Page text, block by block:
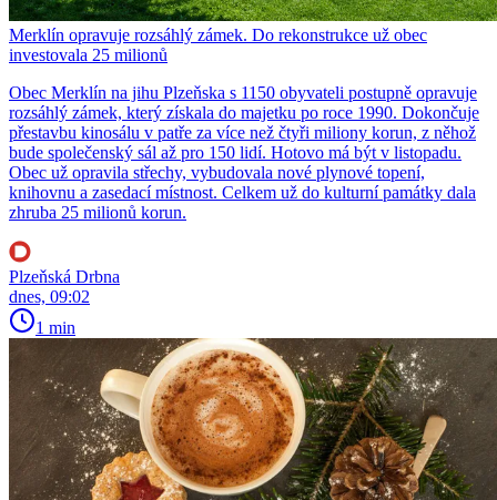
Merklín opravuje rozsáhlý zámek. Do rekonstrukce už obec
investovala 25 milionů
Obec Merklín na jihu Plzeňska s 1150 obyvateli postupně opravuje
rozsáhlý zámek, který získala do majetku po roce 1990. Dokončuje
přestavbu kinosálu v patře za více než čtyři miliony korun, z něhož
bude společenský sál až pro 150 lidí. Hotovo má být v listopadu.
Obec už opravila střechy, vybudovala nové plynové topení,
knihovnu a zasedací místnost. Celkem už do kulturní památky dala
zhruba 25 milionů korun.
Plzeňská Drbna
dnes, 09:02
1 min